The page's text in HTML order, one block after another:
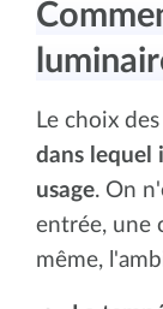
Le choix
dans lequel
usage. On
entrée, une
même,